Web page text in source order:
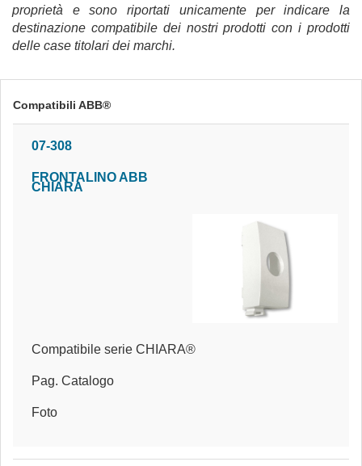
proprietà e sono riportati unicamente per indicare la
destinazione compatibile dei nostri prodotti con i prodotti
delle case titolari dei marchi.
Compatibili ABB®
07-308
FRONTALINO ABB
CHIARA
Compatibile serie CHIARA®
Pag. Catalogo
Foto